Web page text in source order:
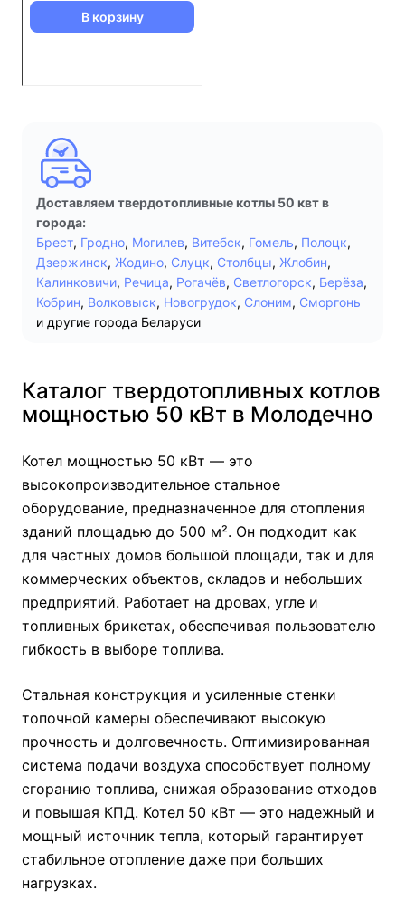
В корзину
Доставляем твердотопливные котлы 50 квт в
города:
Брест, Гродно, Могилев, Витебск, Гомель, Полоцк,
Дзержинск, Жодино, Слуцк, Столбцы, Жлобин,
Калинковичи, Речица, Рогачёв, Светлогорск, Берёза,
Кобрин, Волковыск, Новогрудок, Слоним, Сморгонь
и другие города Беларуси
Каталог твердотопливных котлов
мощностью 50 кВт в Молодечно
Котел мощностью 50 кВт — это
высокопроизводительное стальное
оборудование, предназначенное для отопления
зданий площадью до 500 м². Он подходит как
для частных домов большой площади, так и для
коммерческих объектов, складов и небольших
предприятий. Работает на дровах, угле и
топливных брикетах, обеспечивая пользователю
гибкость в выборе топлива.
Стальная конструкция и усиленные стенки
топочной камеры обеспечивают высокую
прочность и долговечность. Оптимизированная
система подачи воздуха способствует полному
сгоранию топлива, снижая образование отходов
и повышая КПД. Котел 50 кВт — это надежный и
мощный источник тепла, который гарантирует
стабильное отопление даже при больших
нагрузках.